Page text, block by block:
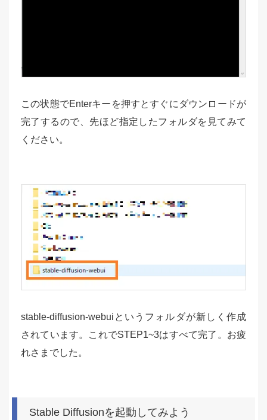
この状態でEnterキーを押すとすぐにダウンロードが
完了するので、先ほど指定したフォルダを見てみて
ください。
stable-diffusion-webuiというフォルダが新しく作成
されています。これでSTEP1~3はすべて完了。お疲
れさまでした。
Stable Diffusionを起動してみよう